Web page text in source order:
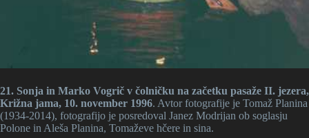
21. Sonja in Marko Vogrič v čolničku na začetku pasaže II. jezera,
Križna jama, 10. november 1996. Avtor fotografije je Tomaž Planina
(1934-2014), fotografijo je posredoval Janez Modrijan ob soglasju
Polone in Aleša Planina, Tomaževe hčere in sina.